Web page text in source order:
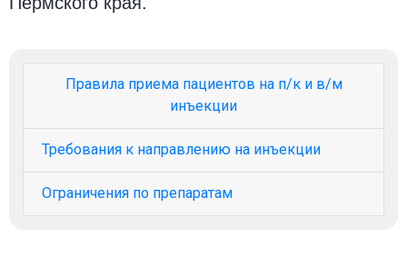
Правила приема пациентов на п/к и в/м
инъекции
Требования к направлению на инъекции
Ограничения по препаратам